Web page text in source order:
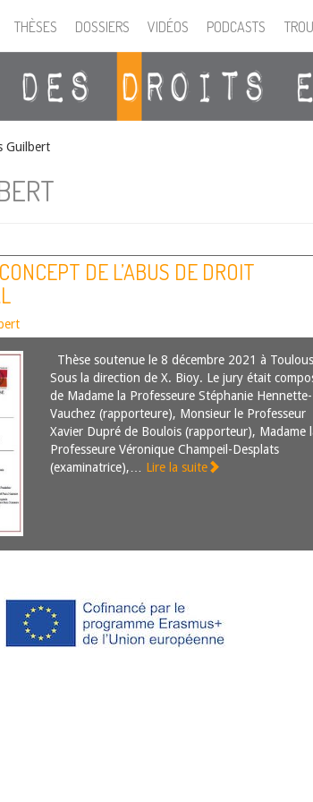
THÈSES DOSSIERS VIDÉOS PODCASTS
Guilbert
DE L’ABUS DE DROIT
Thèse soutenue le 8 décembre 2021 à
Sous la direction de X. Bioy. Le jury était
de Madame la Professeure Stéphanie Hennette-
Vauchez (rapporteure), Monsieur le Professeur
Xavier Dupré de Boulois (rapporteur), Madame
Professeure Véronique Champeil-Desplats
(examinatrice),… Lire la suite